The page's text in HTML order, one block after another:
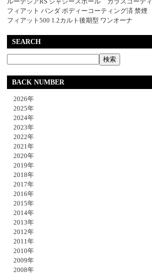
フィアット パンダ ボディーコーティング済 禁煙
フィアット500 1.2カルト後期型 ワンオーナ
SEARCH
BACK NUMBER
2026年
2025年
2024年
2023年
2022年
2021年
2020年
2019年
2018年
2017年
2016年
2015年
2014年
2013年
2012年
2011年
2010年
2009年
2008年